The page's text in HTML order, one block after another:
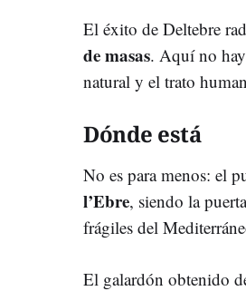
El éxito de Deltebre
de masas. Aquí no
natural y el trato
Dónde está
No es para menos: el
l’Ebre, siendo la
frágiles del
El galardón obtenido